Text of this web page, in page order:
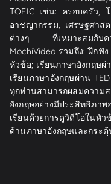
TOEIC เช่น: ครอบครัว,
อาชญากรรม, เศรษฐศาส
ต่างๆ ที่เหมาะสมกับค
MochiVideo รวมถึง: ฝึกฟั
หัวข้อ; เรียนภาษาอังกฤษผ่
เรียนภาษาอังกฤษผ่าน
ทุกท่านสามารถผสมความ
อังกฤษอย่างมีประสิทธิภ
เรียนด้วยการดูวิดีโอในหั
ด้านภาษาอังกฤษและกระ